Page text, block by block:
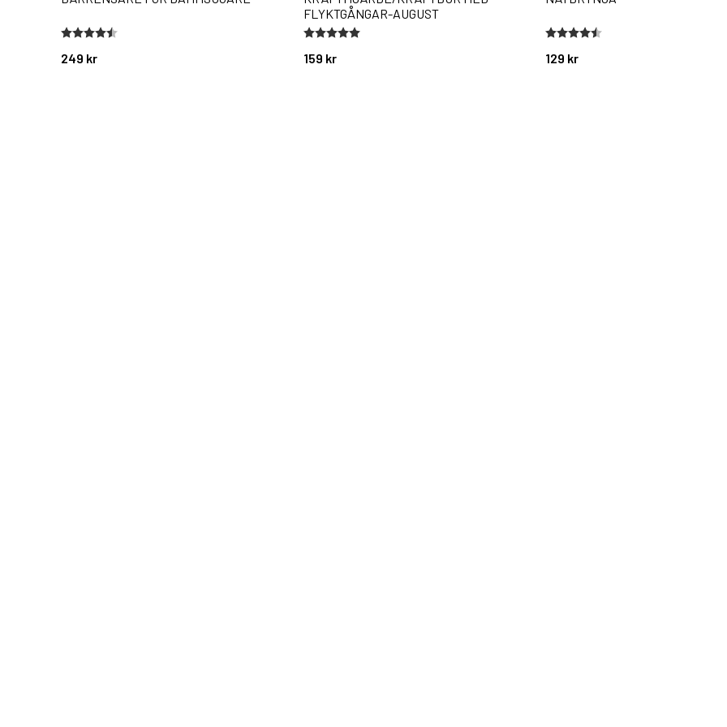
249 kr
Betyg:
4.7 utav 5 stjärnor
FLYKTGÅNGAR-AUGUST
159 kr
Betyg:
5.0 utav 5 stjärnor
129 kr
Betyg:
4.6 utav 5 stjärnor